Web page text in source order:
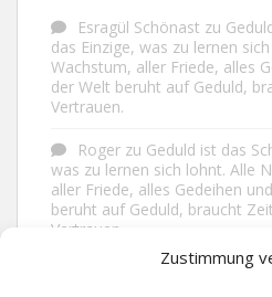
Zustimmung
Esragül Schönast zu
das Einzige, was zu lernen
Wachstum, aller Friede, alles
der Welt beruht auf Geduld,
Vertrauen.
Roger zu Geduld ist das
was zu lernen sich lohnt. Alle
aller Friede, alles Gedeihen
beruht auf Geduld, braucht
Vertrauen.
Nichts